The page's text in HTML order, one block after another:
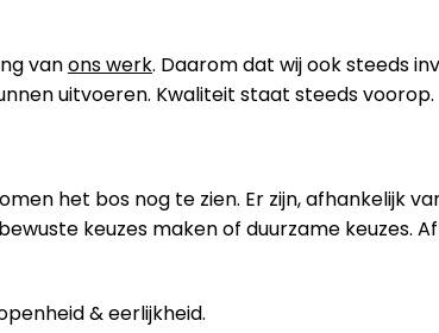
vanons werk. Daarom dat wij ook steeds
uitvoeren. Kwaliteit staat steeds voorop.
het bos nog te zien. Er zijn, afhankelijk
keuzes maken of duurzame keuzes.
& eerlijkheid.